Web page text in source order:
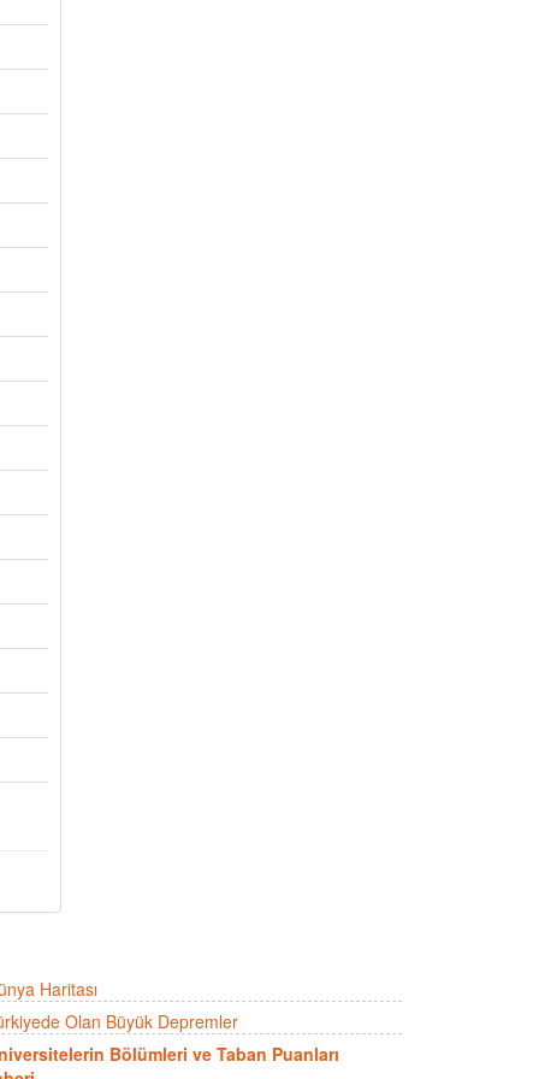
Haritası
Olan Büyük Depremler
Bölümleri ve Taban Puanları